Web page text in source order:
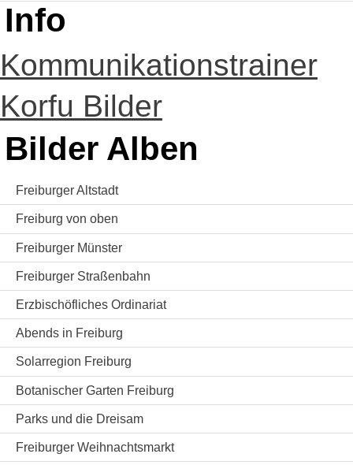
Info
Kommunikationstrainer
Korfu Bilder
Bilder Alben
Freiburger Altstadt
Freiburg von oben
Freiburger Münster
Freiburger Straßenbahn
Erzbischöfliches Ordinariat
Abends in Freiburg
Solarregion Freiburg
Botanischer Garten Freiburg
Parks und die Dreisam
Freiburger Weihnachtsmarkt